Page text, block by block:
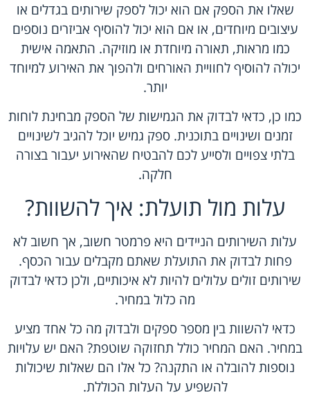
שאלו את הספק אם הוא יכול לספק שירותים בגדלים או
עיצובים מיוחדים, או אם הוא יכול להוסיף אביזרים נוספים
כמו מראות, תאורה מיוחדת או מוזיקה. התאמה אישית
יכולה להוסיף לחוויית האורחים ולהפוך את האירוע למיוחד
יותר.
כמו כן, כדאי לבדוק את הגמישות של הספק מבחינת לוחות
זמנים ושינויים בתוכנית. ספק גמיש יוכל להגיב לשינויים
בלתי צפויים ולסייע לכם להבטיח שהאירוע יעבור בצורה
חלקה.
עלות מול תועלת: איך להשוות?
עלות השירותים הניידים היא פרמטר חשוב, אך חשוב לא
פחות לבדוק את התועלת שאתם מקבלים עבור הכסף.
שירותים זולים עלולים להיות לא איכותיים, ולכן כדאי לבדוק
מה כלול במחיר.
כדאי להשוות בין מספר ספקים ולבדוק מה כל אחד מציע
במחיר. האם המחיר כולל תחזוקה שוטפת? האם יש עלויות
נוספות להובלה או התקנה? כל אלו הם שאלות שיכולות
להשפיע על העלות הכוללת.